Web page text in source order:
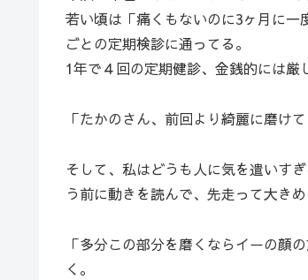
若い頃は「痛くもないのに3ヶ月に一
ごとの定期検診に通ってる。
1年で４回の定期健診、金銭的には厳
「たかのさん、前回より綺麗に磨け
そして、私はどうも人に気を遣いす
う前に動きを読んで、先走って大き
「多分この部分を磨くならイーの顔
く。